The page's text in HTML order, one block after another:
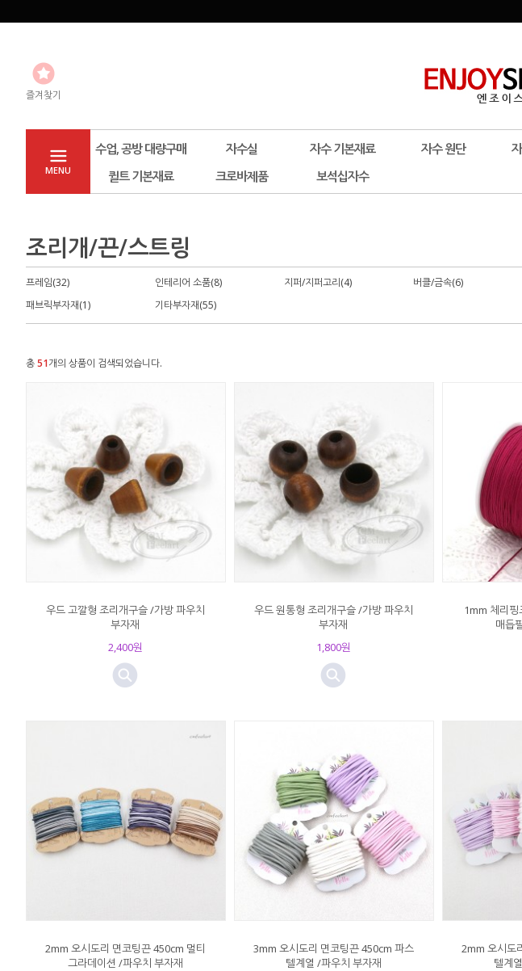
즐겨찾기
MENU
수업, 공방 대량구매 자수실 자수 기본재료 자수 원단
퀼트 기본재료
크로바제품 보석십자수
조리개/끈/스트링
프레임(32) 인테리어 소품(8) 지퍼/지퍼고리(4) 버클/금속(6)
패브릭부자재(1)
기타부자재(55)
총51개의 상품이 검색되었습니다.
우드 고깔형 조리개구슬 /가방 파우치
부자재
2,400원
우드 원통형 조리개구슬 /가방 파우치
부자재
1,800원
1mm 체리
매듭
2mm 오시도리 면코팅끈 450cm 멀티
그라데이션 /파우치 부자재
3mm 오시도리 면코팅끈 450cm 파스
텔계열 /파우치 부자재
2mm 오시도
텔계